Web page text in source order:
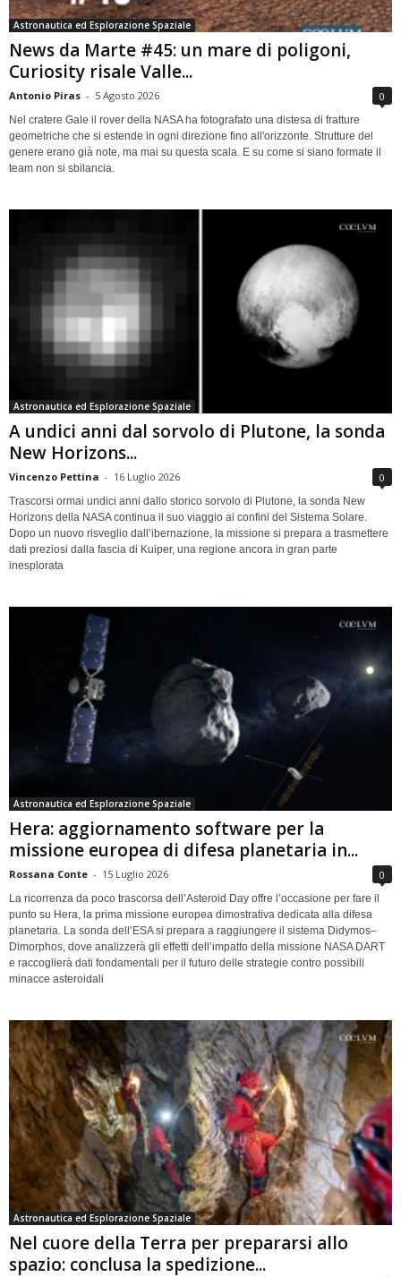
Astronautica ed Esplorazione Spaziale
News da Marte #45: un mare di poligoni,
Curiosity risale Valle...
Antonio Piras - 5 Agosto 2026 0
Nel cratere Gale il rover della NASA ha fotografato una distesa di fratture
geometriche che si estende in ogni direzione fino all'orizzonte. Strutture del
genere erano già note, ma mai su questa scala. E su come si siano formate il
team non si sbilancia.
Astronautica ed Esplorazione Spaziale
A undici anni dal sorvolo di Plutone, la sonda
New Horizons...
Vincenzo Pettina - 16 Luglio 2026 0
Trascorsi ormai undici anni dallo storico sorvolo di Plutone, la sonda New
Horizons della NASA continua il suo viaggio ai confini del Sistema Solare.
Dopo un nuovo risveglio dall’ibernazione, la missione si prepara a trasmettere
dati preziosi dalla fascia di Kuiper, una regione ancora in gran parte
inesplorata
Astronautica ed Esplorazione Spaziale
Hera: aggiornamento software per la
missione europea di difesa planetaria in...
Rossana Conte - 15 Luglio 2026 0
La ricorrenza da poco trascorsa dell’Asteroid Day offre l’occasione per fare il
punto su Hera, la prima missione europea dimostrativa dedicata alla difesa
planetaria. La sonda dell’ESA si prepara a raggiungere il sistema Didymos–
Dimorphos, dove analizzerà gli effetti dell’impatto della missione NASA DART
e raccoglierà dati fondamentali per il futuro delle strategie contro possibili
minacce asteroidali
Astronautica ed Esplorazione Spaziale
Nel cuore della Terra per prepararsi allo
spazio: conclusa la spedizione...